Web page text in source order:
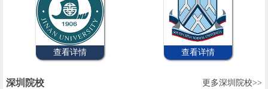
查看详情 查看详情
深圳院校 更多深圳院校>>